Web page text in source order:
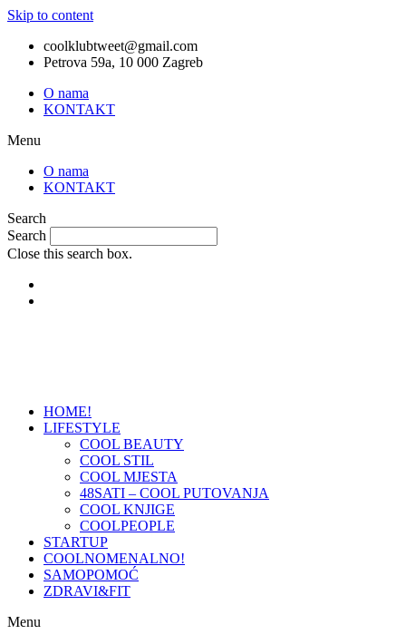
Skip to content
coolklubtweet@gmail.com
Petrova 59a, 10 000 Zagreb
O nama
KONTAKT
Menu
O nama
KONTAKT
Search
Search
Close this search box.
HOME!
LIFESTYLE
COOL BEAUTY
COOL STIL
COOL MJESTA
48SATI – COOL PUTOVANJA
COOL KNJIGE
COOLPEOPLE
STARTUP
COOLNOMENALNO!
SAMOPOMOĆ
ZDRAVI&FIT
Menu